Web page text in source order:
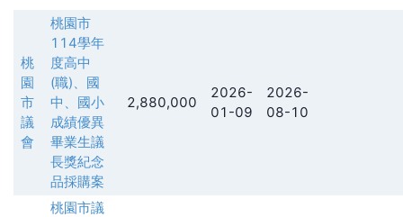
桃
園
市
議
會
桃園市
114學年
度高中
(職)、國
中、國小
成績優異
畢業生議
長獎紀念
品採購案
2,880,000
2026-
01-09
2026-
08-10
桃園市議